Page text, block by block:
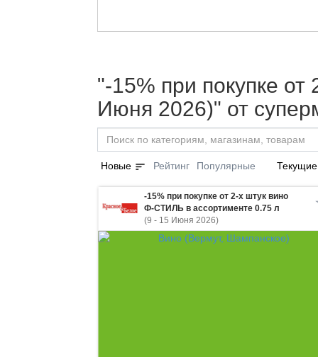
"-15% при покупке
Июня 2026)" от
Новые sort Рейтинг Популярные Текущие
-15% при покупке от 2-х штук вино
Ф-СТИЛЬ в ассортименте 0.75 л
(9 - 15 Июня 2026)